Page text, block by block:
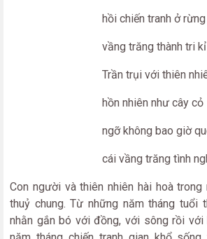
hồi chiến tranh ở rừng
vầng trăng thành tri kỉ
Trần trụi với thiên
hồn nhiên như cây cỏ
ngỡ không bao giờ
cái vầng trăng tình
Con người và thiên nhiên hài hoà
thuỷ chung. Từ những năm tháng tuổi
nhằn gắn bó với đồng, với sông rồi với